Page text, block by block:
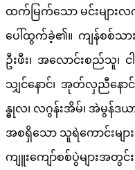
ထက်မြက်သော မင်းများ
ပေါ်ထွက်ခဲ့၏။ ကျန်စစ်သာ
ဦးဖီး၊ အလောင်းစည်သူ၊ င
သျှင်နောင်၊ အုတ်လှညီနောင်၊
န္ဓုလ၊ လဂွန်းအိမ်၊ အဲမွန်ဒယ
အစရှိသော သူရဲကောင်းမျ
ကျူးကျော်စစ်ပွဲများအတွင်